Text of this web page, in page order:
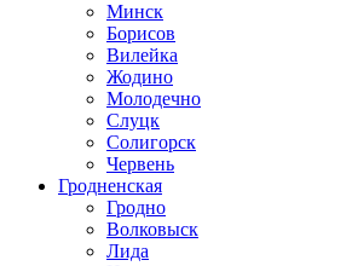
Минск
Борисов
Вилейка
Жодино
Молодечно
Слуцк
Солигорск
Червень
Гродненская
Гродно
Волковыск
Лида